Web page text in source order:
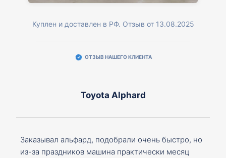
Куплен и доставлен в РФ. Отзыв от 13.08.2025
ОТЗЫВ НАШЕГО КЛИЕНТА
Toyota Alphard
Заказывал альфард, подобрали очень быстро, но
из-за праздников машина практически месяц